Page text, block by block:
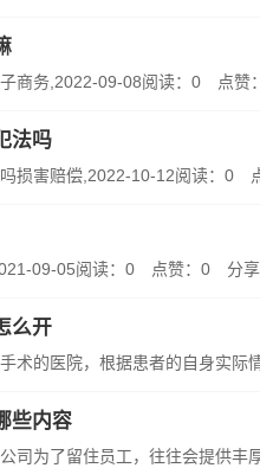
子商务,2022-09-08阅读：0 点
法吗
吗损害赔偿,2022-10-12阅读：0
09-05阅读：0 点赞：0 分享
么开
术的医院，根据患者的自身实际
些内容
司为了留住员工，往往会提供丰